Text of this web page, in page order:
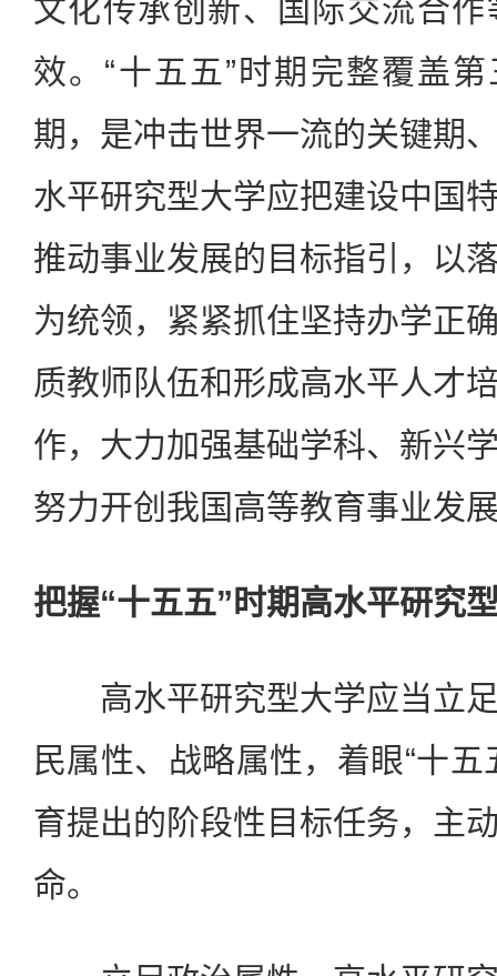
文化传承创新、国际交流合
效。“十五五”时期完整覆盖
期，是冲击世界一流的关键期
水平研究型大学应把建设中国
推动事业发展的目标指引，以
为统领，紧紧抓住坚持办学正
质教师队伍和形成高水平人才
作，大力加强基础学科、新兴
努力开创我国高等教育事业发
把握“十五五”时期高水平研究
高水平研究型大学应当立足
民属性、战略属性，着眼“十
育提出的阶段性目标任务，主
命。